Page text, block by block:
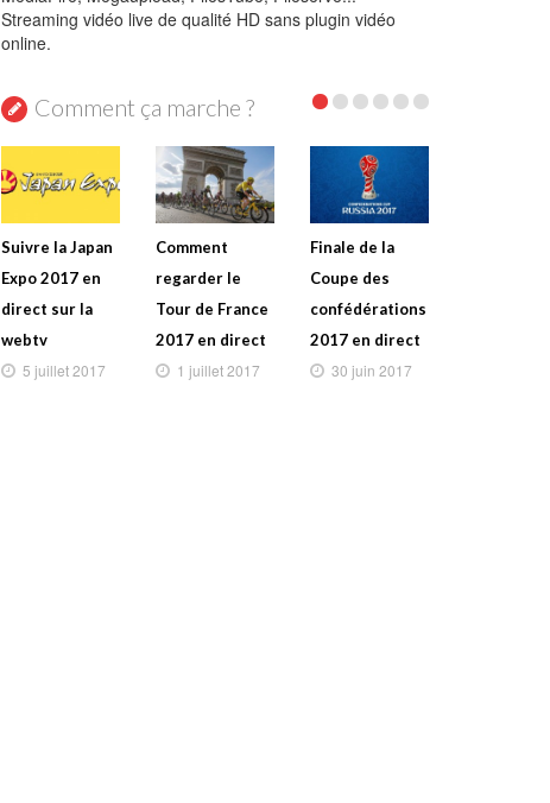
Streaming vidéo live de qualité HD sans plugin vidéo
online.
Comment ça marche ?
Suivre la Japan
Expo 2017 en
direct sur la
webtv
5 juillet 2017
Comment
regarder le
Tour de France
2017 en direct
1 juillet 2017
Finale de la
Coupe des
confédérations
2017 en direct
30 juin 2017